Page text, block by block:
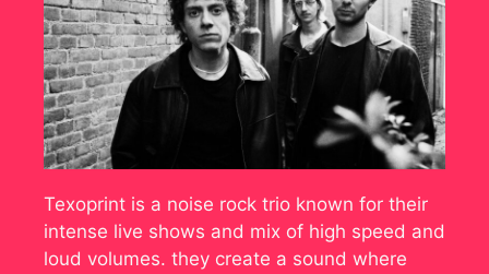
Texoprint is a noise rock trio known for their
intense live shows and mix of high speed and
loud volumes. they create a sound where